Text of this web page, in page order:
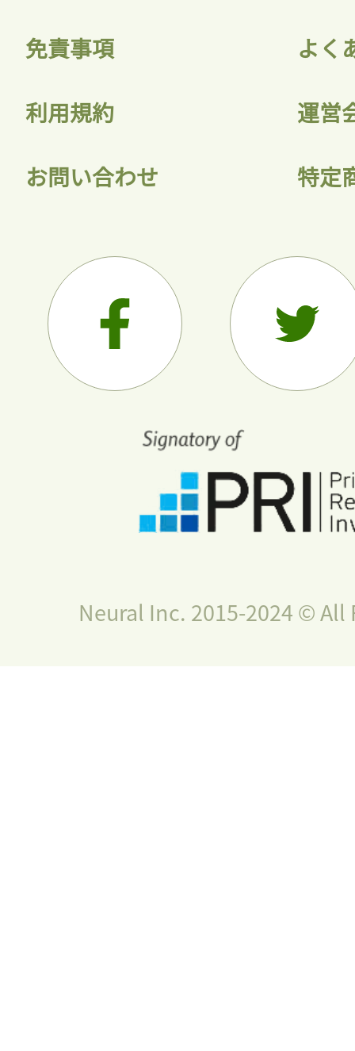
免責事項 よく
利用規約 運営
お問い合わせ 特定
Neural Inc. 2015-2024 © All